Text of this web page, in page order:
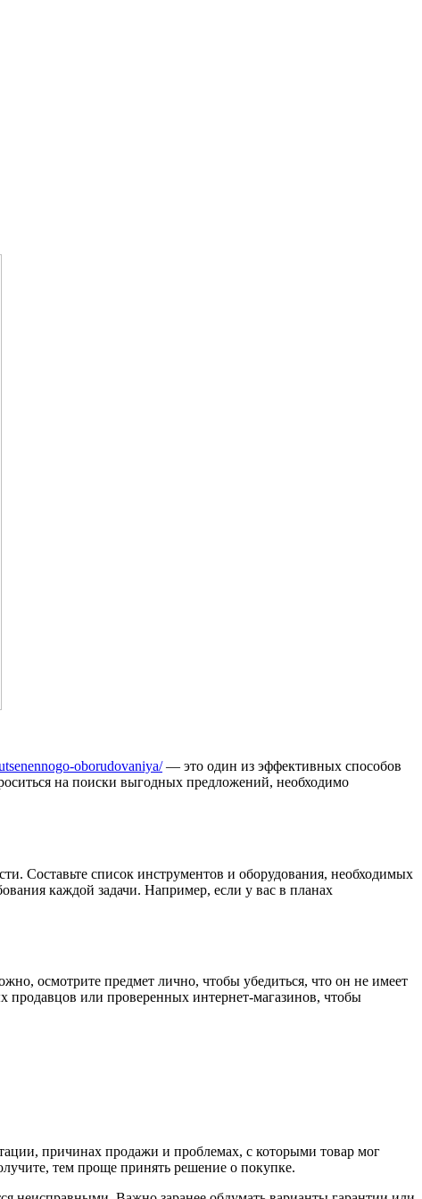
oborudovaniya/— это один из эффективных способов
на поиски выгодных предложений, необходимо
Составьте список инструментов и оборудования, необходимых
каждой задачи. Например, если у вас в планах
осмотрите предмет лично, чтобы убедиться, что он не имеет
или проверенных интернет-магазинов, чтобы
причинах продажи и проблемах, с которыми товар мог
тем проще принять решение о покупке.